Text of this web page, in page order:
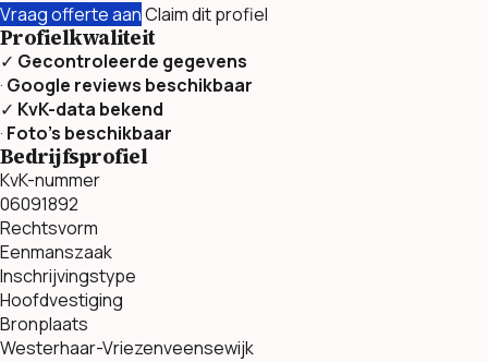
Vraag offerte aanClaim dit profiel
Profielkwaliteit
✓ Gecontroleerde gegevens
· Google reviews beschikbaar
✓ KvK-data bekend
· Foto’s beschikbaar
Bedrijfsprofiel
KvK-nummer
06091892
Rechtsvorm
Eenmanszaak
Inschrijvingstype
Hoofdvestiging
Bronplaats
Westerhaar-Vriezenveensewijk